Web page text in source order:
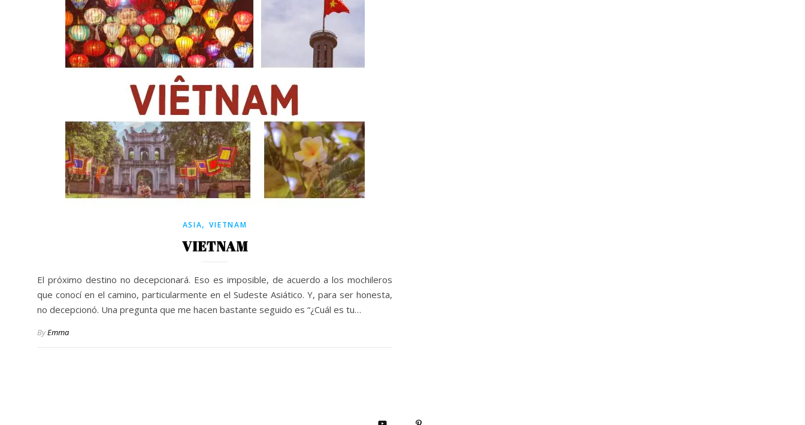
ASIA,VIETNAM
VIETNAM
El próximo destino no decepcionará. Eso es imposible, de acuerdo a los mochileros
que conocí en el camino, particularmente en el Sudeste Asiático. Y, para ser honesta,
no decepcionó. Una pregunta que me hacen bastante seguido es “¿Cuál es tu…
ByEmma